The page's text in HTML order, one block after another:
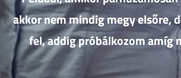
akkornem mindig megy elsőre,
fel, addig próbálkozom amíg